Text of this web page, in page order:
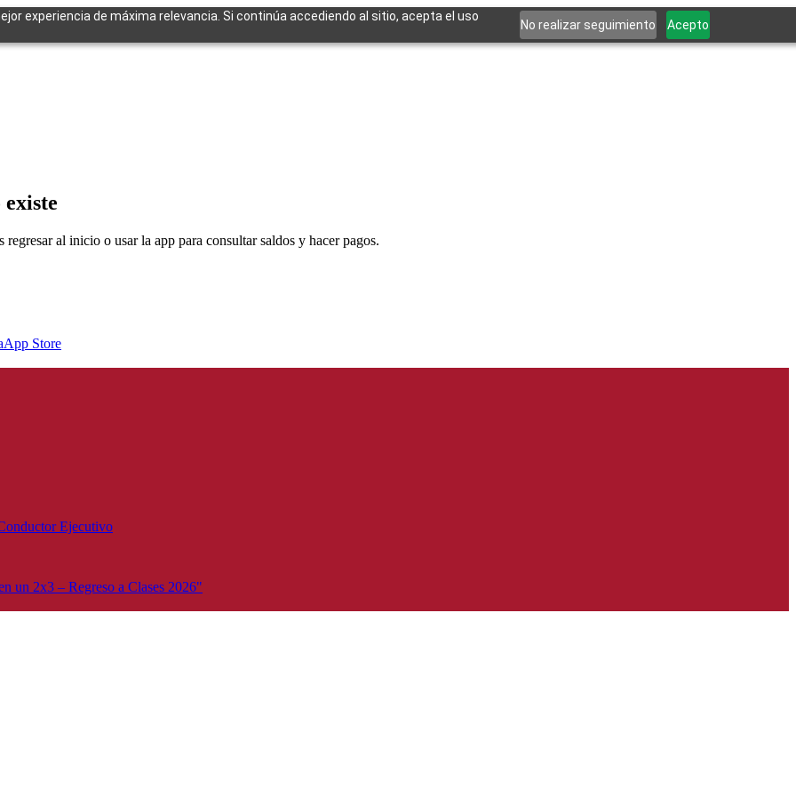
experiencia de máxima relevancia. Si continúa accediendo al sitio, acepta el uso
No realizar seguimiento Acepto
al inicio o usar la app para consultar saldos y hacer pagos.
App Store
Ejecutivo
un 2x3 – Regreso a Clases 2026"